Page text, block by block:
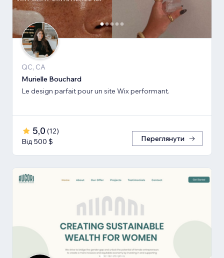
QC, CA
Murielle Bouchard
Le design parfait pour un site Wix performant.
5,0 (12)
Від 500 $
Переглянути